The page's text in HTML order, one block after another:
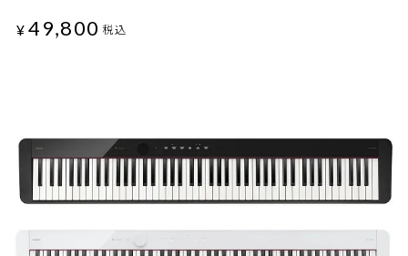
¥ 49,800 税込